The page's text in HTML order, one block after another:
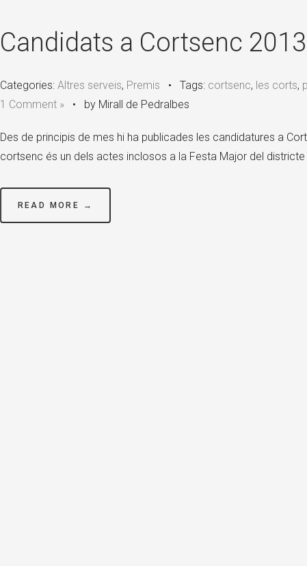
Candidats a Cortsenc 2013
Categories: Altres serveis, Premis • Tags: cortsenc, les corts,
1 Comment »• by Mirall de Pedralbes
Des de principis de mes hi ha publicades les candidatures a
cortsenc és un dels actes inclosos a la Festa Major del
READ MORE →